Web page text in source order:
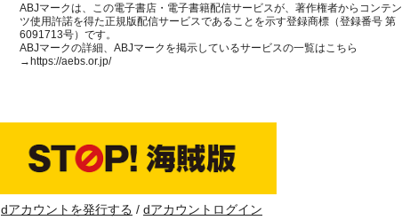
ABJマークは、この電子書店・電子書籍配信サービスが、著作権者からコンテン
ツ使用許諾を得た正規版配信サービスであることを示す登録商標（登録番号 第
6091713号）です。
ABJマークの詳細、ABJマークを掲示しているサービスの一覧はこちら
→https://aebs.or.jp/
dアカウントを発行する dアカウントログイン